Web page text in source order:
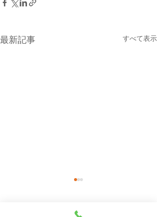
最新記事 すべて表示
東航路就航）について